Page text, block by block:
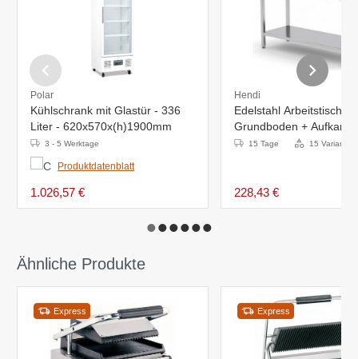
Polar
Kühlschrank mit Glastür - 336
Liter - 620x570x(h)1900mm
3 - 5 Werktage
Produktdatenblatt
1.026,57 €
Hendi
Edelstahl Arbeitstisch +
Grundboden +
400x600x(H)885mm
15 Tage 15 Varianten
228,43 €
Ähnliche Produkte
Express Express